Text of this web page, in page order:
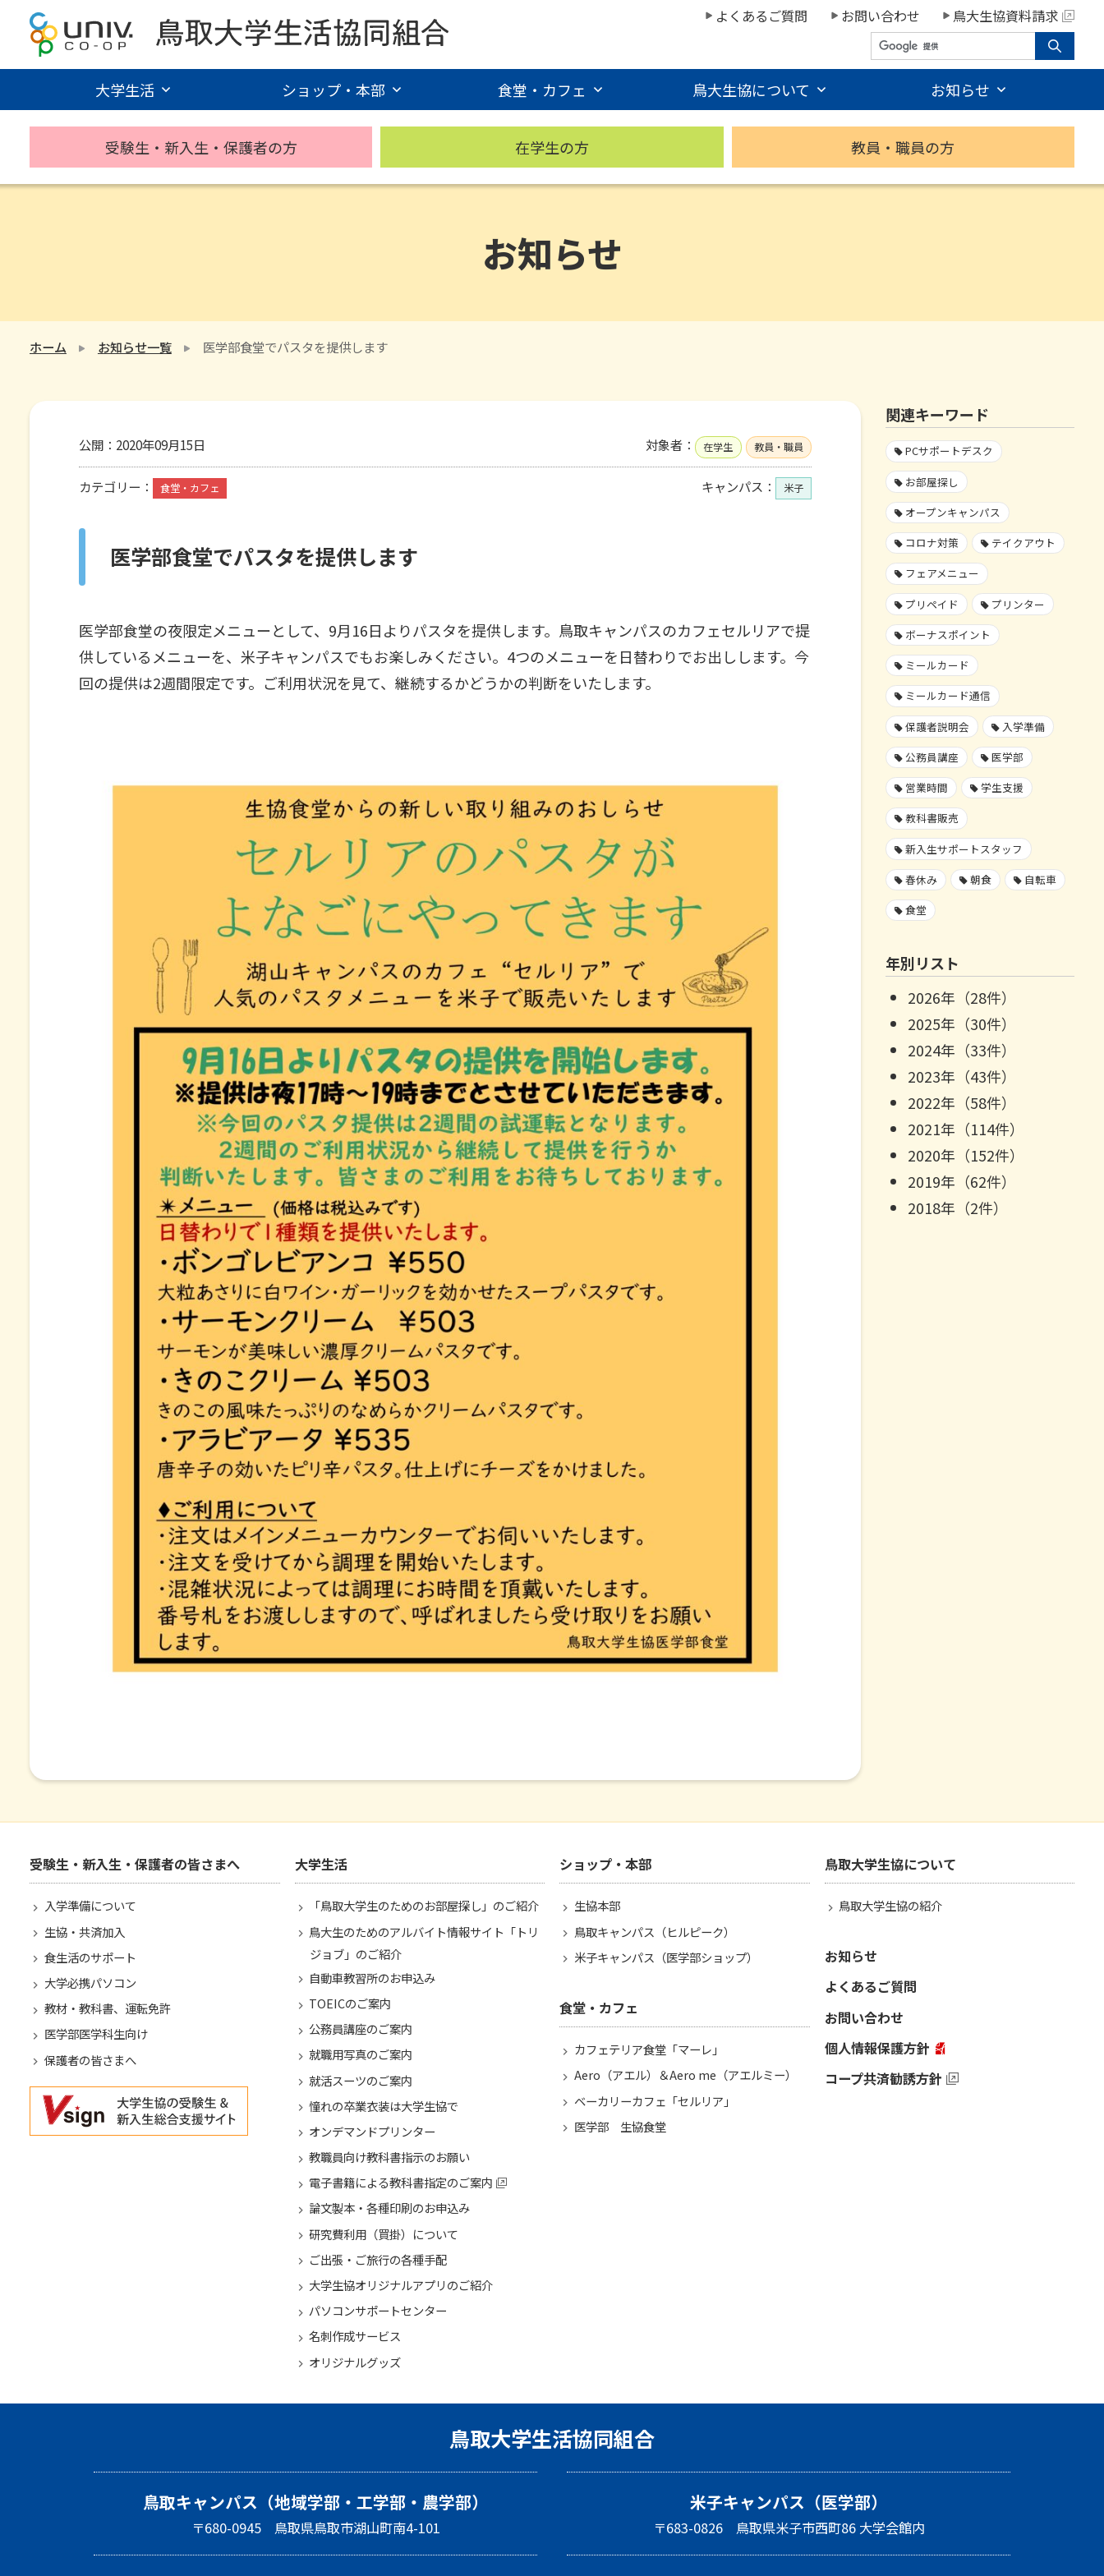
よくあるご質問 お問い合わせ 鳥大生協資料請求
大学生活 ショップ・本部 食堂・カフェ 鳥大生協について お知らせ
受験生・新入生・保護者の方 在学生の方 教員・職員の方
お知らせ
ホーム お知らせ一覧 医学部食堂でパスタを提供します
公開： 2020年09月15日 対象者： 在学生 教員・職員
カテゴリー： 食堂・カフェ キャンパス： 米子
医学部食堂でパスタを提供します
医学部食堂の夜限定メニューとして、9月16日よりパスタを提供します。鳥取キャンパスのカフェセルリアで提
供しているメニューを、米子キャンパスでもお楽しみください。4つのメニューを日替わりでお出しします。今
回の提供は2週間限定です。ご利用状況を見て、継続するかどうかの判断をいたします。
関連キーワード
PCサポートデスク
お部屋探し
オープンキャンパス
コロナ対策
テイクアウト
フェアメニュー
プリペイド
プリンター
ボーナスポイント
ミールカード
ミールカード通信
保護者説明会
入学準備
公務員講座
医学部
営業時間
学生支援
教科書販売
新入生サポートスタッフ
春休み
朝食
自転車
食堂
年別リスト
2026年（28件）
2025年（30件）
2024年（33件）
2023年（43件）
2022年（58件）
2021年（114件）
2020年（152件）
2019年（62件）
2018年（2件）
受験生・新入生・保護者の皆さまへ
入学準備について
生協・共済加入
食生活のサポート
大学必携パソコン
教材・教科書、運転免許
医学部医学科生向け
保護者の皆さまへ
大学生活
「鳥取大学生のためのお部屋探し」のご紹介
鳥大生のためのアルバイト情報サイト「トリ
ジョブ」のご紹介
自動車教習所のお申込み
TOEICのご案内
公務員講座のご案内
就職用写真のご案内
就活スーツのご案内
憧れの卒業衣装は大学生協で
オンデマンドプリンター
教職員向け教科書指示のお願い
電子書籍による教科書指定のご案内
論文製本・各種印刷のお申込み
研究費利用（買掛）について
ご出張・ご旅行の各種手配
大学生協オリジナルアプリのご紹介
パソコンサポートセンター
名刺作成サービス
オリジナルグッズ
ショップ・本部
生協本部
鳥取キャンパス（ヒルピーク）
米子キャンパス（医学部ショップ）
食堂・カフェ
カフェテリア食堂「マーレ」
Aero（アエル）＆Aero me（アエルミー）
ベーカリーカフェ「セルリア」
医学部 生協食堂
鳥取大学生協について
鳥取大学生協の紹介
お知らせ
よくあるご質問
お問い合わせ
個人情報保護方針
コープ共済勧誘方針
鳥取大学生活協同組合
鳥取キャンパス（地域学部・工学部・農学部）
〒680-0945 鳥取県鳥取市湖山町南4-101
米子キャンパス（医学部）
〒683-0826 鳥取県米子市西町86 大学会館内